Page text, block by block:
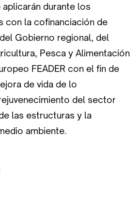
aplicarán durante los
con la cofinanciación de
Gobierno regional, del
Pesca y Alimentación
FEADER con el fin de
de vida de lo
del sector
las estructuras y la
ambiente.